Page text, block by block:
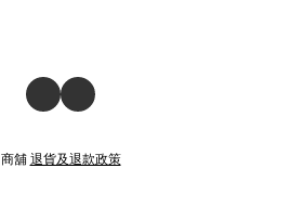
商舖 退貨及退款政策